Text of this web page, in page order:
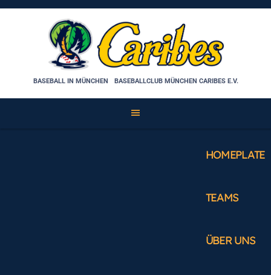
Skip
BASEBALL IN MÜNCHEN BASEBALLCLUB MÜNCHEN CARIBES E.V.
HOMEPLATE
TEAMS
ÜBER UNS